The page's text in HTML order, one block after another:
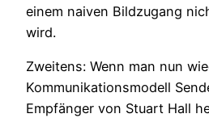
einem naiven Bildzugang
wird.
Zweitens: Wenn man nun
Kommunikationsmodell
Empfänger von Stuart Hall